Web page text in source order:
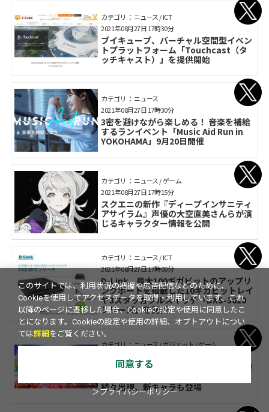
カテゴリ： ニュース / ICT
ブイキューブ、バーチャル空間型イベン
トプラットフォーム「Touchcast（タ
ッチキャスト）」を提供開始
2021年08月27日 17時30分
カテゴリ： ニュース
3密を避けながら楽しめる！ 音楽を補給
するランイベント「Music Aid Run in
YOKOHAMA」9月20日開催
2021年08月27日 17時30分
カテゴリ： ニュース / ゲーム
スクエニの新作『ディープインサニティ
アサイラム』声優の大空直美さんらが演
じるキャラクター情報を公開
2021年08月27日 17時15分
カテゴリ： ニュース / ICT
D-Link、最大100ギガビットのアップリ
ンクポートを搭載した10ギガビットレイ
ヤ3スタッカブルスイッチ「DXS-3610
シリーズ」を発表
2021年08月27日 17時00分
カテゴリ： ニュース / ガジェット / ゲーム
「精霊幻想記アナザーテイル」夏の大型
続々出現、新キャラも登場
このサイトでは、利用状況の把握や広告配信などのために、
Cookieを使用してアクセスデータを取得・利用しています。これ
以降のページに遷移した場合、Cookieの設定や使用に同意したこ
とになります。Cookieの設定や使用の詳細、オプトアウトについ
ては詳細 をご覧ください。
同意する
＞プライバシーポリシー